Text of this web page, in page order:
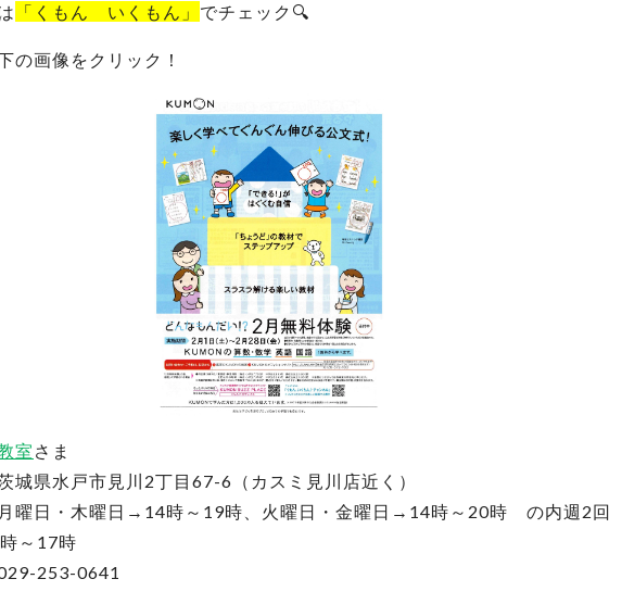
「くもん いくもん」 でチェック🔍
の画像をクリック！
室 さま
県水戸市見川2丁目67-6（カスミ見川店近く）
曜日・木曜日→14時～19時、火曜日・金曜日→14時～20時 の内週2回
～17時
253-0641